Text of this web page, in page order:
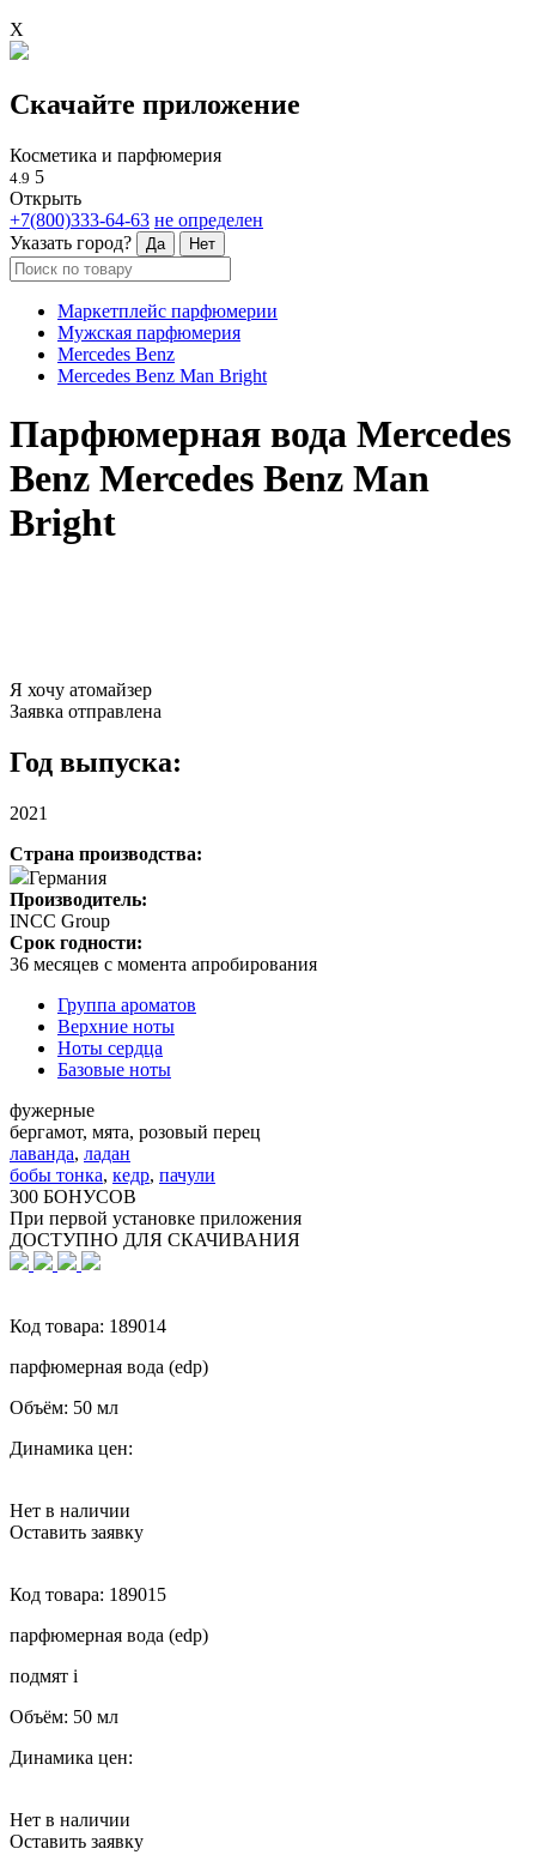
X
Скачайте приложение
Косметика и парфюмерия
4.9 5
Открыть
+7(800)333-64-63 не определен
Указать город?
Да Нет
Маркетплейс парфюмерии
Мужская парфюмерия
Mercedes Benz
Mercedes Benz Man Bright
Парфюмерная вода Mercedes
Benz Mercedes Benz Man
Bright
Я хочу атомайзер
Заявка отправлена
Год выпуска:
2021
Страна производства:
Германия
Производитель:
INCC Group
Срок годности:
36 месяцев с момента апробирования
Группа ароматов
Верхние ноты
Ноты сердца
Базовые ноты
фужерные
бергамот, мята, розовый перец
лаванда, ладан
бобы тонка, кедр, пачули
300 БОНУСОВ
При первой установке приложения
ДОСТУПНО ДЛЯ СКАЧИВАНИЯ
Код товара: 189014
парфюмерная вода (edp)
Объём: 50 мл
Динамика цен:
Нет в наличии
Оставить заявку
Код товара: 189015
парфюмерная вода (edp)
подмят i
Объём: 50 мл
Динамика цен:
Нет в наличии
Оставить заявку